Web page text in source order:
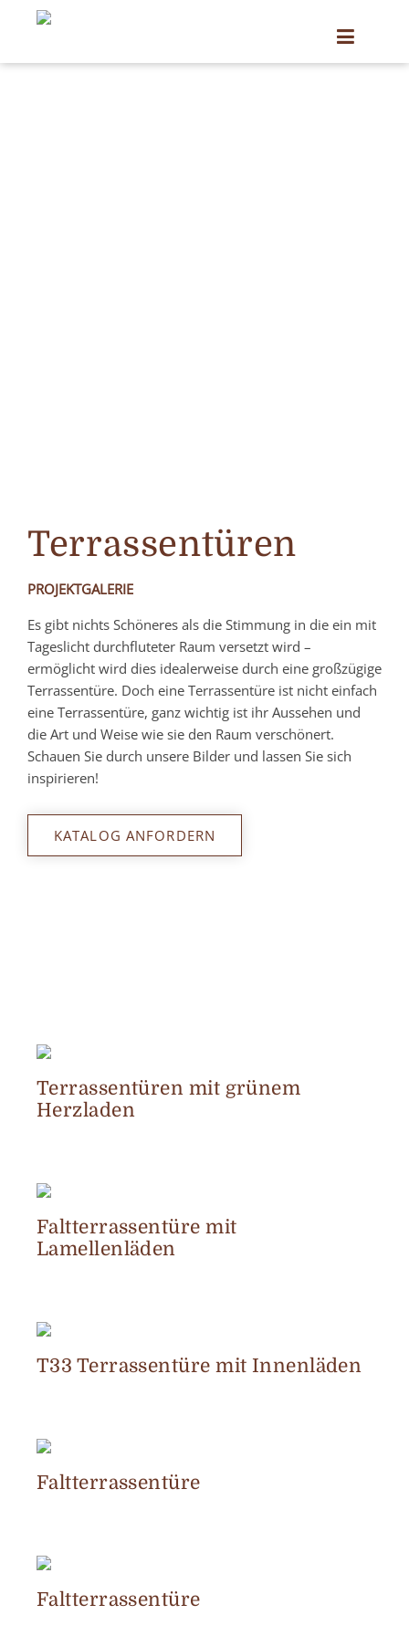
Terrassentüren
PROJEKTGALERIE
Es gibt nichts Schöneres als die Stimmung in die ein mit
Tageslicht durchfluteter Raum versetzt wird –
ermöglicht wird dies idealerweise durch eine großzügige
Terrassentüre. Doch eine Terrassentüre ist nicht einfach
eine Terrassentüre, ganz wichtig ist ihr Aussehen und
die Art und Weise wie sie den Raum verschönert.
Schauen Sie durch unsere Bilder und lassen Sie sich
inspirieren!
KATALOG ANFORDERN
Terrassentüren mit grünem
Herzladen
Faltterrassentüre mit
Lamellenläden
T33 Terrassentüre mit Innenläden
Faltterrassentüre
Faltterrassentüre